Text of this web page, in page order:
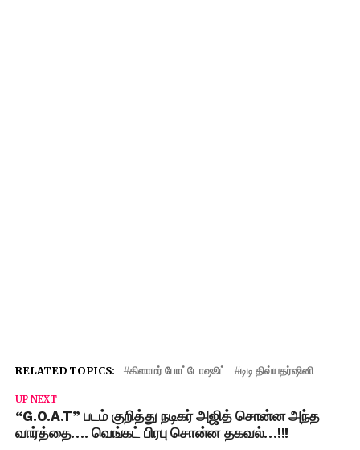
RELATED TOPICS: கிளாமர் போட்டோஷூட் டிடி திவ்யதர்ஷினி
UP NEXT
“G.O.A.T” படம் குறித்து நடிகர் அஜித் சொன்ன அந்த
வார்த்தை…. வெங்கட் பிரபு சொன்ன தகவல்…!!!